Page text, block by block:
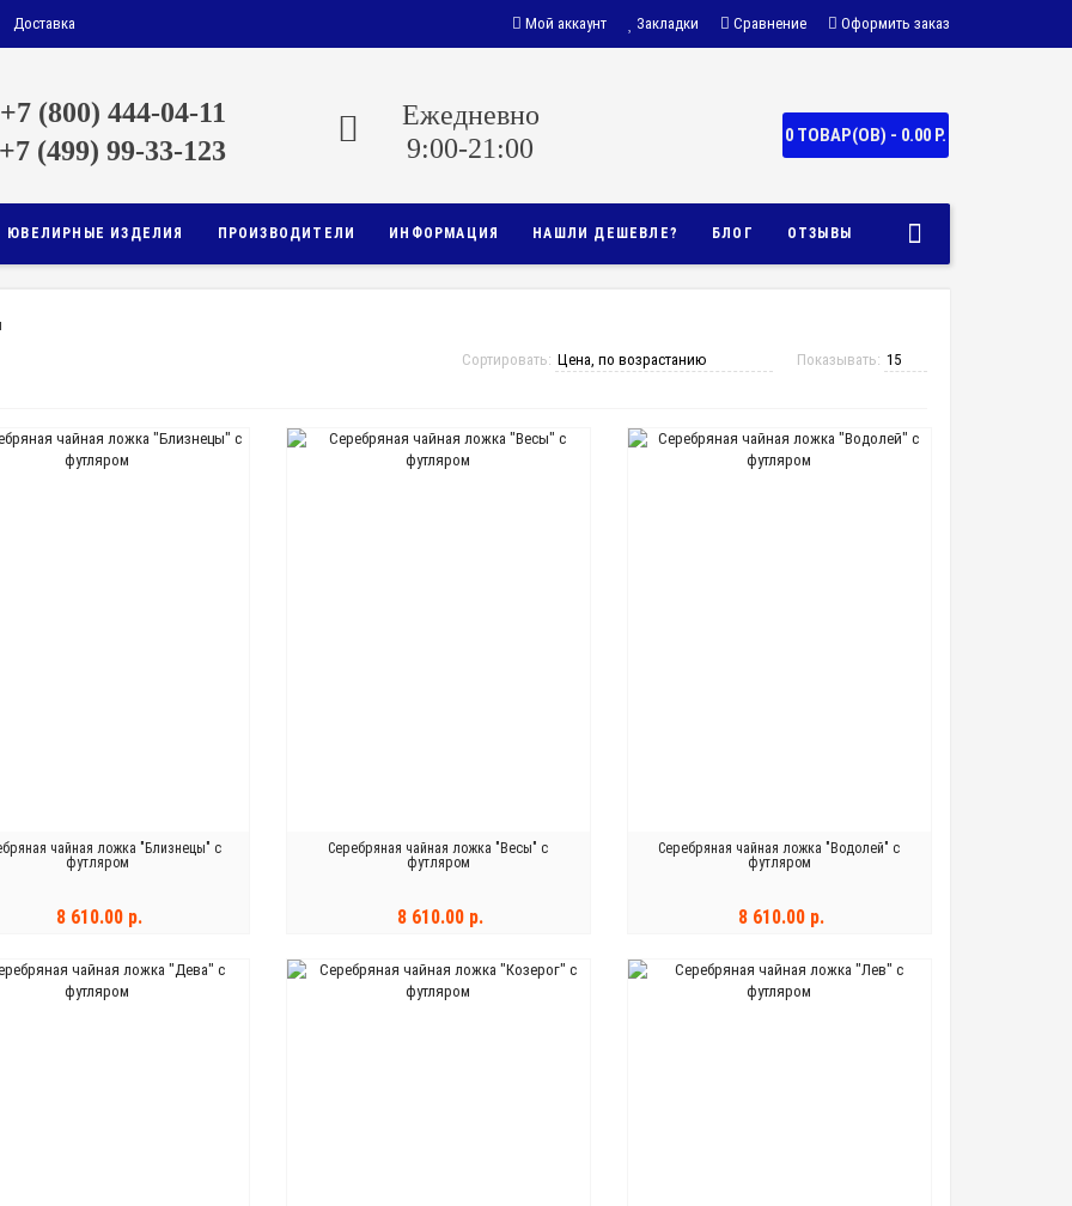
Доставка Мой аккаунт Закладки Сравнение Оформить заказ
+7 (800) 444-04-11
+7 (499) 99-33-123
Ежедневно
9:00-21:00
0 ТОВАР(ОВ) - 0.00 Р.
ЮВЕЛИРНЫЕ ИЗДЕЛИЯ ПРОИЗВОДИТЕЛИ ИНФОРМАЦИЯ НАШЛИ ДЕШЕВЛЕ? БЛОГ ОТЗЫВЫ
Показывать:
Сортировать:
чайная ложка "Близнецы" с
футляром
8 610.00 р.
В КОРЗИНУ
Серебряная чайная ложка "Весы" с
футляром
8 610.00 р.
В КОРЗИНУ
Серебряная чайная ложка "Водолей" с
футляром
8 610.00 р.
В КОРЗИНУ